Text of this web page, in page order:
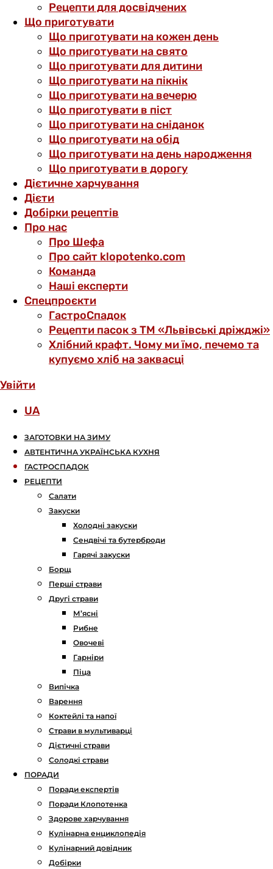
Рецепти для досвідчених
Що приготувати
Що приготувати на кожен день
Що приготувати на свято
Що приготувати для дитини
Що приготувати на пікнік
Що приготувати на вечерю
Що приготувати в піст
Що приготувати на сніданок
Що приготувати на обід
Що приготувати на день народження
Що приготувати в дорогу
Дієтичне харчування
Дієти
Добірки рецептів
Про нас
Про Шефа
Про сайт klopotenko.com
Команда
Наші експерти
Спецпроєкти
ГастроСпадок
Рецепти пасок з ТМ «Львівські дріжджі»
Хлібний крафт. Чому ми їмо, печемо та
купуємо хліб на заквасці
Увійти
UA
ЗАГОТОВКИ НА ЗИМУ
АВТЕНТИЧНА УКРАЇНСЬКА КУХНЯ
ГАСТРОСПАДОК
РЕЦЕПТИ
Салати
Закуски
Холодні закуски
Сендвічі та бутерброди
Гарячі закуски
Борщ
Перші страви
Другі страви
М’ясні
Рибне
Овочеві
Гарніри
Піца
Випічка
Варення
Коктейлі та напої
Страви в мультиварці
Дієтичні страви
Солодкі страви
ПОРАДИ
Поради експертів
Поради Клопотенка
Здорове харчування
Кулінарна енциклопедія
Кулінарний довідник
Добірки